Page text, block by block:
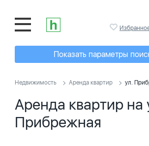
Показать параметры
Недвижимость Аренда квартир ул.
Аренда квартир на
Прибрежная